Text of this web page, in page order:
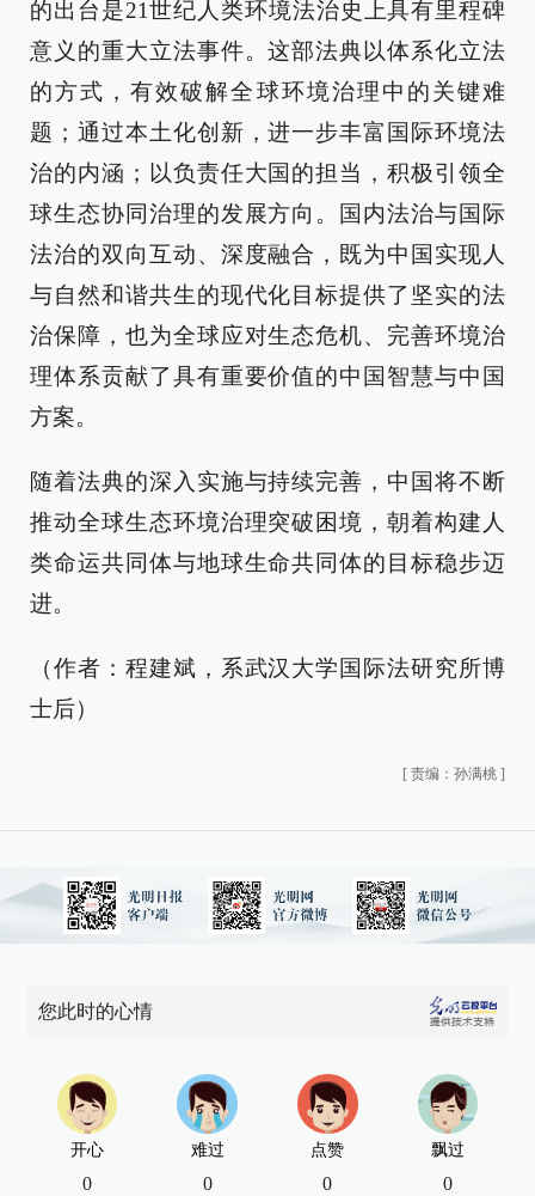
的出台是21世纪人类环境法治史上具有里程碑
意义的重大立法事件。这部法典以体系化立法
的方式，有效破解全球环境治理中的关键难
题；通过本土化创新，进一步丰富国际环境法
治的内涵；以负责任大国的担当，积极引领全
球生态协同治理的发展方向。国内法治与国际
法治的双向互动、深度融合，既为中国实现人
与自然和谐共生的现代化目标提供了坚实的法
治保障，也为全球应对生态危机、完善环境治
理体系贡献了具有重要价值的中国智慧与中国
方案。
随着法典的深入实施与持续完善，中国将不断
推动全球生态环境治理突破困境，朝着构建人
类命运共同体与地球生命共同体的目标稳步迈
进。
（作者：程建斌，系武汉大学国际法研究所博
士后）
[ 责编：孙满桃 ]
您此时的心情
开心
0
难过
0
点赞
0
飘过
0